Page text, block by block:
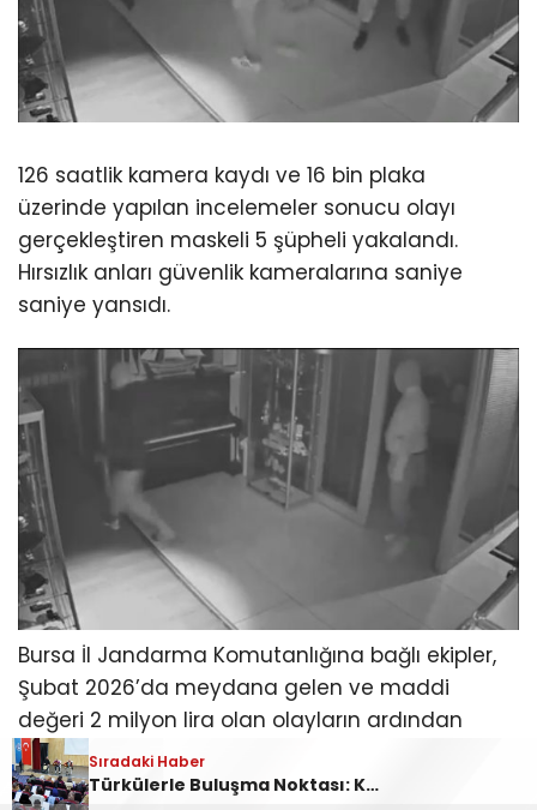
Sıradaki Haber
Ankara Yolu Babasultan Mevkii’nde Korkutan Tır Yangını
Sıradaki Haber
Kestel’deki kasa hırsızları yakalandı
126 saatlik kamera kaydı ve 16 bin plaka
üzerinde yapılan incelemeler sonucu olayı
gerçekleştiren maskeli 5 şüpheli yakalandı.
Hırsızlık anları güvenlik kameralarına saniye
saniye yansıdı.
Bursa İl Jandarma Komutanlığına bağlı ekipler,
Şubat 2026’da meydana gelen ve maddi
değeri 2 milyon lira olan olayların ardından
harekete geçti.Kestel
saha araştırması başlattı. İlçe genelindeki
Sıradaki Haber
Türkülerle Buluşma Noktası: Kestel Türk Halk Müziği Korosu